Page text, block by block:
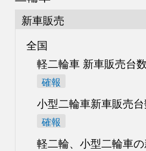
新車販売
全国
軽二輪車 新車販売台数
確報
小型二輪車新車販売
確報
軽二輪、小型二輪車の